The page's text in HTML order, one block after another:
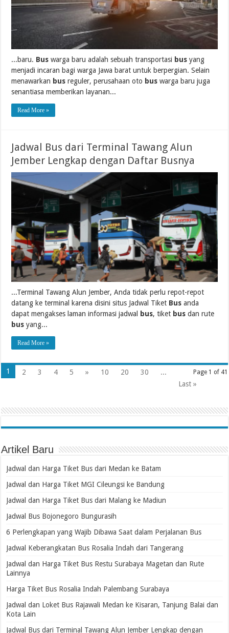
...baru. Bus warga baru adalah sebuah transportasi bus yang
menjadi incaran bagi warga Jawa barat untuk berpergian. Selain
menawarkan bus reguler, perusahaan oto bus warga baru juga
senantiasa memberikan layanan...
Read More »
Jadwal Bus dari Terminal Tawang Alun
Jember Lengkap dengan Daftar Busnya
...Terminal Tawang Alun Jember, Anda tidak perlu repot-repot
datang ke terminal karena disini situs Jadwal Tiket Bus anda
dapat mengakses laman informasi jadwal
bus, tiket bus dan rute
bus yang...
Read More »
Page 1 of 41
1 2 3 4 5 » 10 20 30
...
Last »
Artikel Baru
Jadwal dan Harga Tiket Bus dari Medan ke Batam
Jadwal dan Harga Tiket MGI Cileungsi ke Bandung
Jadwal dan Harga Tiket Bus dari Malang ke Madiun
Jadwal Bus Bojonegoro Bungurasih
6 Perlengkapan yang Wajib Dibawa Saat dalam Perjalanan Bus
Jadwal Keberangkatan Bus Rosalia Indah dari Tangerang
Jadwal dan Harga Tiket Bus Restu Surabaya Magetan dan Rute
Lainnya
Harga Tiket Bus Rosalia Indah Palembang Surabaya
Jadwal dan Loket Bus Rajawali Medan ke Kisaran, Tanjung Balai dan
Kota Lain
Jadwal Bus dari Terminal Tawang Alun Jember Lengkap dengan